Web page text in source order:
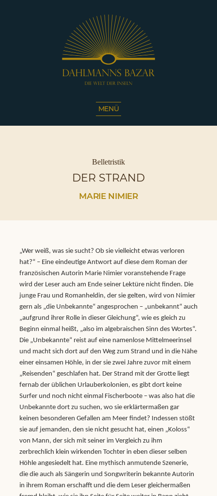
Die
Café
Sassnitz
MENÜ
Kategorien
Belletristik
DER STRAND
MARIE NIMIER
„Wer weiß, was sie sucht? Ob sie vielleicht etwas verloren
hat?“ – Eine eindeutige Antwort auf diese dem Roman der
französischen Autorin Marie Nimier voranstehende Frage
wird der Leser auch am Ende seiner Lektüre nicht finden. Die
junge Frau und Romanheldin, der sie gelten, wird von Nimier
gern als „die Unbekannte“ angesprochen – „unbekannt“ auch
„aufgrund ihrer Rolle in dieser Gleichung“, wie es gleich zu
Beginn einmal heißt, „also im algebraischen Sinn des Wortes“.
Die „Unbekannte“ reist auf eine namenlose Mittelmeerinsel
und macht sich dort auf den Weg zum Strand und in die Nähe
einer einsamen Höhle, in der sie zwei Jahre zuvor mit einem
„Reisenden“ geschlafen hat. Der Strand mit der Grotte liegt
fernab der üblichen Urlauberkolonien, es gibt dort keine
Surfer und noch nicht einmal Fischerboote – was also hat die
Unbekannte dort zu suchen, wo sie erklärtermaßen gar
keinen besonderen Gefallen am Meer findet? Indessen stößt
sie auf jemanden, den sie nicht gesucht hat, einen „Koloss“
von Mann, der sich mit seiner im Vergleich zu ihm
zerbrechlich klein wirkenden Tochter in eben dieser selben
Höhle angesiedelt hat. Eine mythisch anmutende Szenerie,
die die auch als Sängerin und Songwriterin bekannte Autorin
in ihrem Roman erschafft und die dem Leser gleichermaßen